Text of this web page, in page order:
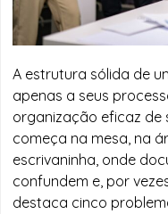
A estrutura sólida de
apenas a seus
organização eficaz de
começa na mesa, na
escrivaninha, onde
confundem e, por
destaca cinco